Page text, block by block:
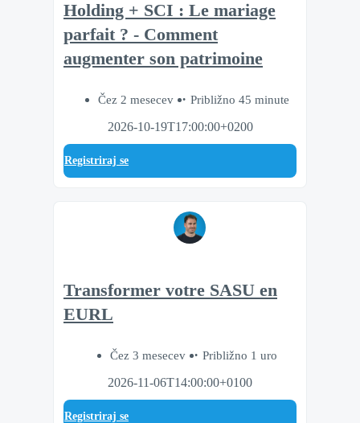
Holding + SCI : Le mariage
parfait ? - Comment
augmenter son patrimoine
Čez 2 mesecev
Približno 45 minute
2026-10-19T17:00:00+0200
Registriraj se
Transformer votre SASU en
EURL
Čez 3 mesecev
Približno 1 uro
2026-11-06T14:00:00+0100
Registriraj se